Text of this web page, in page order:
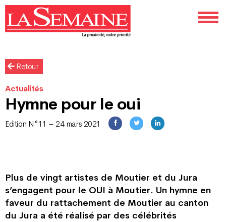
Retour
Actualités
Hymne pour le oui
Edition N°11 – 24 mars 2021
Plus de vingt artistes de Moutier et du Jura
s’engagent pour le OUI à Moutier. Un hymne en
faveur du rattachement de Moutier au canton
du Jura a été réalisé par des célébrités